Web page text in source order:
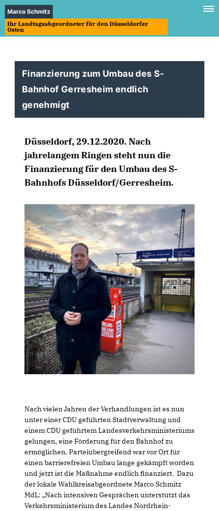
Marco Schmitz
Ihr Landtagsabgeordneter für den Düsseldorfer
Osten
Finanzierung zum Umbau des S-
Bahnhof Gerresheim endlich
genehmigt
Düsseldorf, 29.12.2020. Nach
jahrelangem Ringen steht nun die
Finanzierung für den Umbau des S-
Bahnhofs Düsseldorf/Gerresheim.
Nach vielen Jahren der Verhandlungen ist es nun
unter einer CDU geführten Stadtverwaltung und
einem CDU geführtem Landesverkehrsministeriums
gelungen, eine Förderung für den Bahnhof zu
ermöglichen. Parteiübergreifend war vor Ort für
einen barrierefreien Umbau lange gekämpft worden
und jetzt ist die Maßnahme endlich finanziert. Dazu
der lokale Wahlkreisabgeordnete Marco Schmitz
MdL: „Nach intensiven Gesprächen unterstützt das
Verkehrsministerium des Landes Nordrhein-